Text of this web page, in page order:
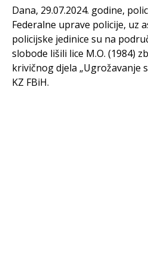
Dana, 29.07.2024. godine,
Federalne uprave policije, uz
policijske jedinice su na
slobode lišili lice M.O. (1984)
krivičnog djela „Ugrožavanje
KZ FBiH.